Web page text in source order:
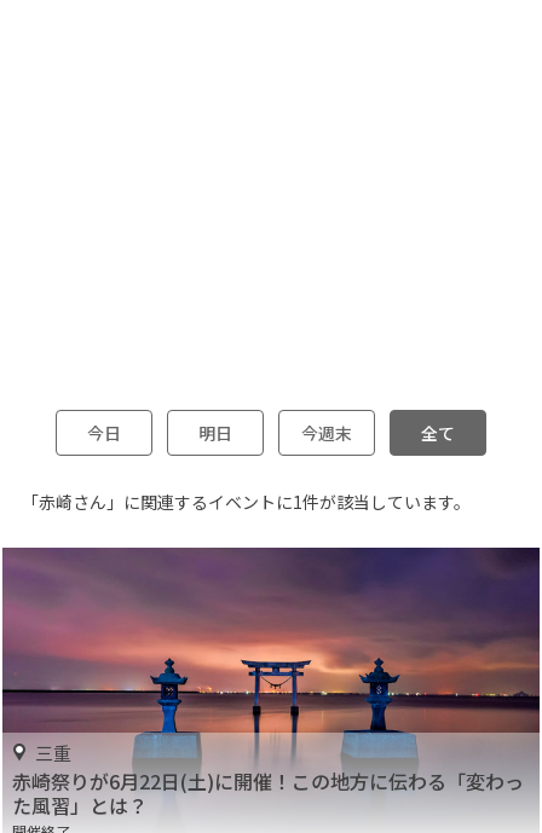
今日 明日 今週末 全て
「赤崎さん」に関連するイベントに1件が該当しています。
三重
赤崎祭りが6月22日(土)に開催！この地方に伝わる「変わっ
た風習」とは？